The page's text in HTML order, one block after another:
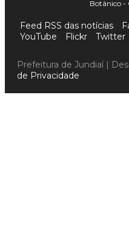
Botânico -
Feed RSS das notícias
YouTube
Flickr Twitter
Prefeitura de Jundiaí |
de Privacidade